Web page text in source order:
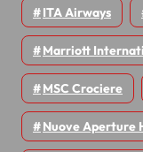
ITA Airways
Marriott
MSC Crociere
Nuove Aperture